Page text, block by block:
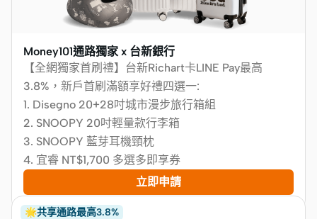
Money101通路獨家 x 台新銀行
【全網獨家首刷禮】台新Richart卡LINE Pay最高
3.8%，新戶首刷滿額享好禮四選一:
1. Disegno 20+28吋城市漫步旅行箱組
2. SNOOPY 20吋輕量款行李箱
3. SNOOPY 藍芽耳機頸枕
4. 宜睿 NT$1,700 多選多即享券
立即申請
🌟共享通路最高3.8%